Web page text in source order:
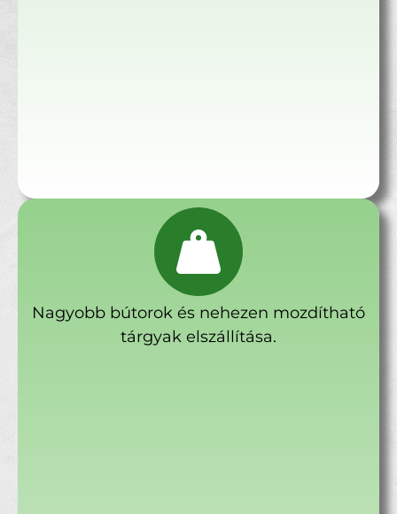
Nagyobb bútorok és nehezen mozdítható
tárgyak elszállítása.